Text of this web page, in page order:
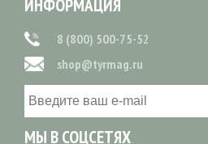
ИНФОРМАЦИЯ
8 (800) 500-75-52
shop@tyrmag.ru
МЫ В СОЦСЕТЯХ